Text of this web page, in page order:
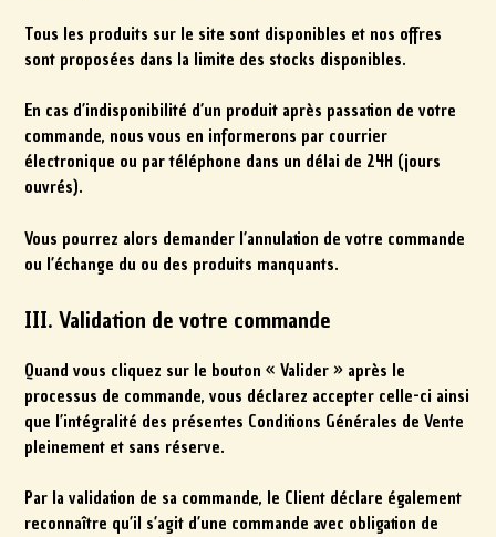
Tous les produits sur le site sont disponibles et nos offres
sont proposées dans la limite des stocks disponibles.
En cas d’indisponibilité d’un produit après passation de votre
commande, nous vous en informerons par courrier
électronique ou par téléphone dans un délai de 24H (jours
ouvrés).
Vous pourrez alors demander l’annulation de votre commande
ou l’échange du ou des produits manquants.
III. Validation de votre commande
Quand vous cliquez sur le bouton « Valider » après le
processus de commande, vous déclarez accepter celle-ci ainsi
que l’intégralité des présentes Conditions Générales de Vente
pleinement et sans réserve.
Par la validation de sa commande, le Client déclare également
reconnaître qu’il s’agit d’une commande avec obligation de